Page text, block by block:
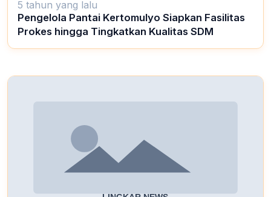
5 tahun yang lalu
Pengelola Pantai Kertomulyo Siapkan Fasilitas
Prokes hingga Tingkatkan Kualitas SDM